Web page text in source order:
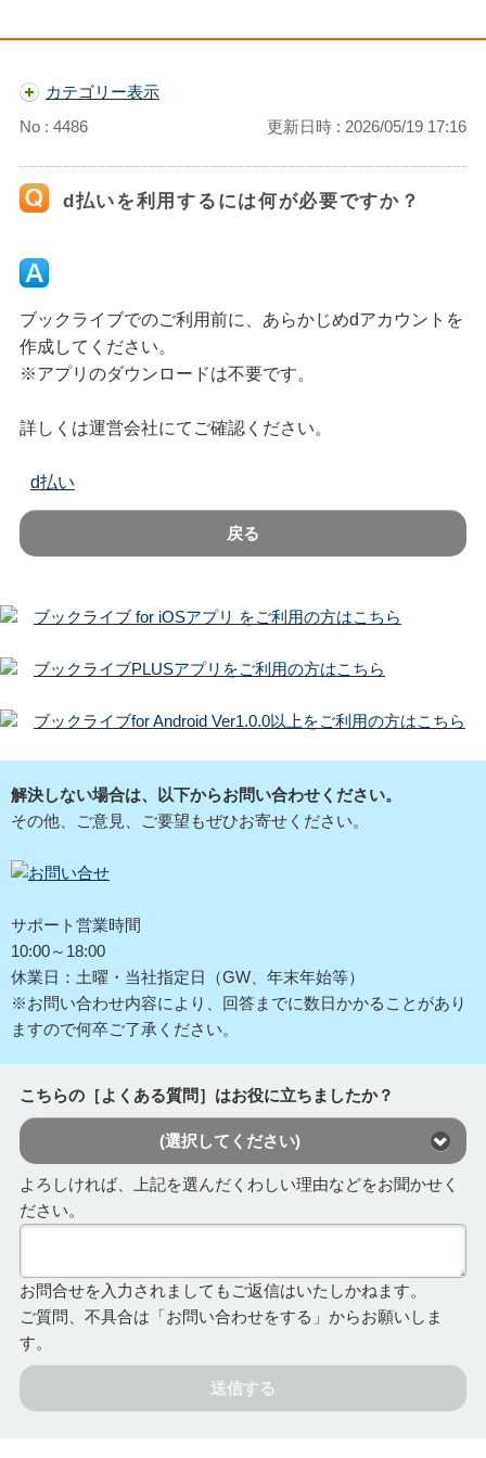
カテゴリー表示
No : 4486
更新日時 : 2026/05/19 17:16
d払いを利用するには何が必要ですか？
ブックライブでのご利用前に、あらかじめdアカウントを
作成してください。
※アプリのダウンロードは不要です。
詳しくは運営会社にてご確認ください。
d払い
戻る
ブックライブ for iOSアプリ をご利用の方はこちら
ブックライブPLUSアプリをご利用の方はこちら
ブックライブfor Android Ver1.0.0以上をご利用の方はこちら
解決しない場合は、以下からお問い合わせください。
その他、ご意見、ご要望もぜひお寄せください。
サポート営業時間
10:00～18:00
休業日：土曜・当社指定日（GW、年末年始等）
※お問い合わせ内容により、回答までに数日かかることがあり
ますので何卒ご了承ください。
こちらの［よくある質問］はお役に立ちましたか？
(選択してください)
よろしければ、上記を選んだくわしい理由などをお聞かせく
ださい。
お問合せを入力されましてもご返信はいたしかねます。
ご質問、不具合は「お問い合わせをする」からお願いしま
す。
送信する